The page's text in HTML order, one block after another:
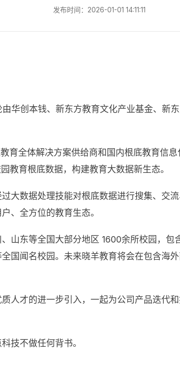
发布时间：2026-01-01 14:11:11
华创本钱、新东方教育文化产业基金、新
育全体解决方案供给商和国内根底教育信
教育根底数据，构建教育大数据新生态。
大数据处理技能对根底数据进行搜集、交
、全方位的教育生态。
山东等全国大部分地区 1600余所校园，
国闻名校园。未来晓羊教育将会在包含海
人才的进一步引入，一起为公司产品迭代
技不做任何背书。